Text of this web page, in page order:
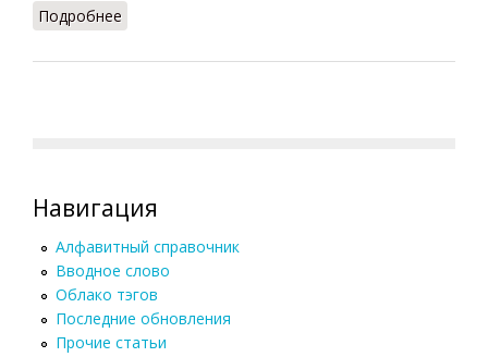
Подробнее
Навигация
Алфавитный справочник
Вводное слово
Облако тэгов
Последние обновления
Прочие статьи